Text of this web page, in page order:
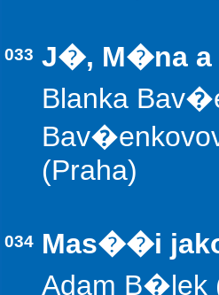
033 J�, M�na a
Blanka
(Praha)
034 Mas��i
Adam B�lek